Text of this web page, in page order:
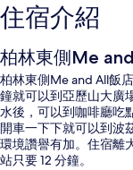
住宿介紹
柏林東側Me
柏林東側Me and All飯
鐘就可以到亞歷山大廣
水後，可以到咖啡廳吃
開車一下下就可以到波
環境讚譽有加。住宿離
站只要 12 分鐘。